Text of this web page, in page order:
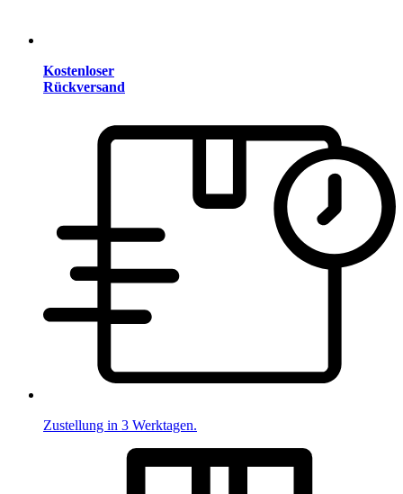
Kostenloser
Rückversand
Zustellung in 3 Werktagen.